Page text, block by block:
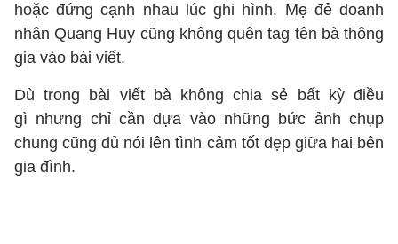
hoặc đứng cạnh nhau lúc ghi hình. Mẹ đẻ doanh
nhân Quang Huy cũng không quên tag tên bà thông
gia vào bài viết.
Dù trong bài viết bà không chia sẻ bất kỳ điều
gì nhưng chỉ cần dựa vào những bức ảnh chụp
chung cũng đủ nói lên tình cảm tốt đẹp giữa hai bên
gia đình.